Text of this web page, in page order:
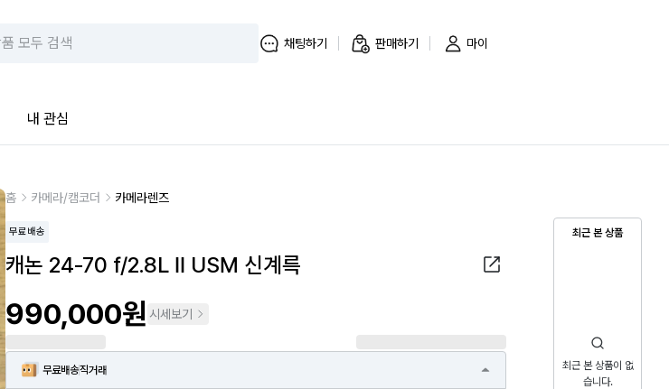
채팅하기 판매하기 마이
내 관심
최근 본 상품
최근 본 상품이 없
습니다.
홈 카메라/캠코더 카메라렌즈
무료배송
캐논 24-70 f/2.8L II USM 신계륵
990,000원 시세보기
무료배송직거래